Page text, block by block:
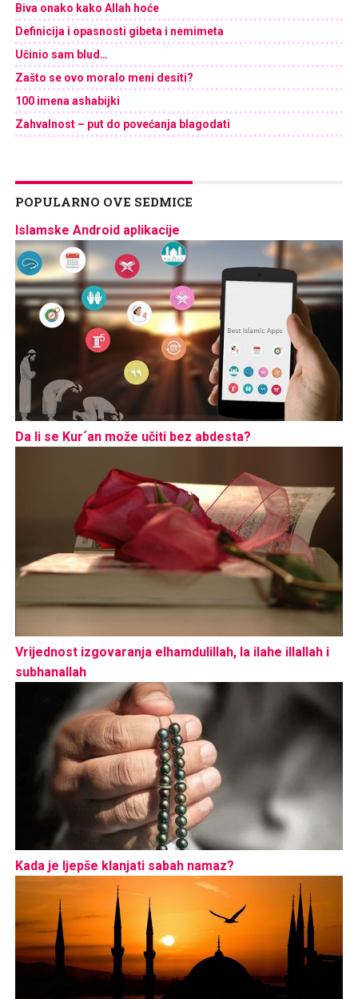
Biva onako kako Allah hoće
Definicija i opasnosti gibeta i nemimeta
Učinio sam blud…
Zašto se ovo moralo meni desiti?
100 imena ashabijki
Zahvalnost – put do povećanja blagodati
POPULARNO OVE SEDMICE
Islamske Android aplikacije
Da li se Kur´an može učiti bez abdesta?
Vrijednost izgovaranja elhamdulillah, la ilahe illallah i
subhanallah
Kada je ljepše klanjati sabah namaz?